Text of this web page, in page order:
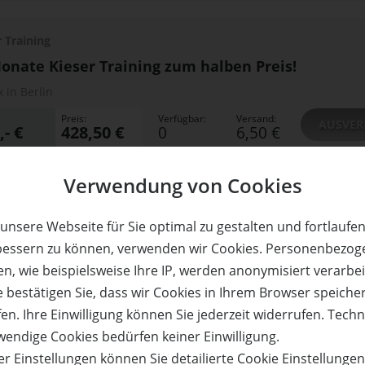
Verwendung von Cookies
Webseite für Sie optimal zu gestalten und
zu können, verwenden wir Cookies.
wie beispielsweise Ihre IP, werden anonymisiert
bestätigen Sie, dass wir Cookies in Ihrem Browser
Ihre Einwilligung können Sie jederzeit widerrufen.
Cookies bedürfen keiner Einwilligung.
Einstellungen können Sie detailierte Cookie Einstellungen
Kieser Training zum halben Preis!
€
Preis:
428,50 €
Verfügbar:
0
Versand:
6,50 €
Kieser Training zum halben Preis!
in Berlin
€
Preis:
428,50 €
Verfügbar:
0
Versand:
6,50 €
Training